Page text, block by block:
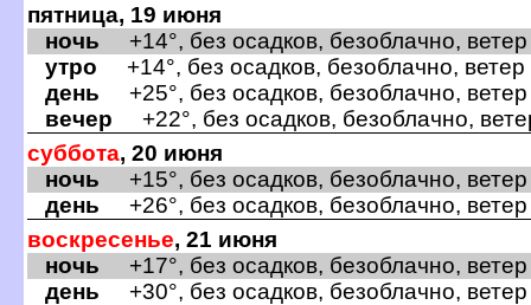
пятница, 19 июня
ночь +14°, без осадков, безоблачно,
утро +14°, без осадков, безоблачно,
день +25°, без осадков, безоблачно,
ечер +22°, без осадков, безоблачно,
суббота, 20 июня
ночь +15°, без осадков, безоблачно,
день +26°, без осадков, безоблачно,
оскресенье, 21 июня
ночь +17°, без осадков, безоблачно,
день +30°, без осадков, безоблачно,